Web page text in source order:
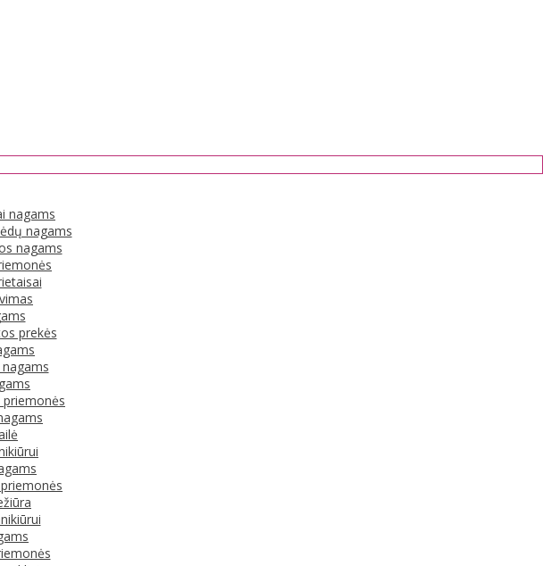
nagams
nagams
nagams
prekės